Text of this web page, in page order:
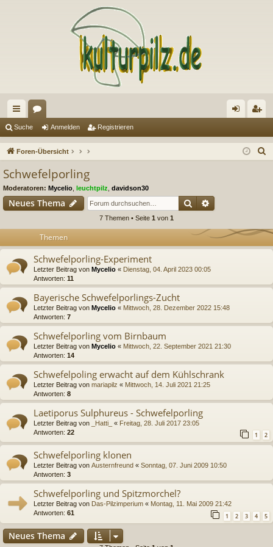
ch
ne
riff
en m ist
Suche Anmelden Registrieren
Foren-Übersicht
Schwefelporling
Moderatoren: Mycelio leuchtpilz davidson30
Neues Thema Suche
7 Themen • Seite 1 von 1
Themen
Schwefelporling-Experiment
Letzter Beitrag von Mycelio « Dienstag, 04. April 2023 00:05
Antworten: 11
Bayerische Schwefelporlings-Zucht
Letzter Beitrag von Mycelio « Mittwoch, 28. Dezember 2022 15:48
Antworten: 7
Schwefelporling vom Birnbaum
Letzter Beitrag von Mycelio « Mittwoch, 22. September 2021 21:30
Antworten: 14
Schwefelpoling erwacht auf dem Kühlschrank
Letzter Beitrag von mariapilz « Mittwoch, 14. Juli 2021 21:25
Antworten: 8
Laetiporus Sulphureus - Schwefelporling
Letzter Beitrag von _Hatti_ « Freitag, 28. Juli 2017 23:05
Antworten: 22 1 2
Schwefelporling klonen
Letzter Beitrag von Austernfreund « Sonntag, 07. Juni 2009 10:50
Antworten: 3
Schwefelporling und Spitzmorchel?
Letzter Beitrag von Das-Pilzimperium « Montag, 11. Mai 2009 21:42
Antworten: 61 1 2 3 4 5
Neues Thema